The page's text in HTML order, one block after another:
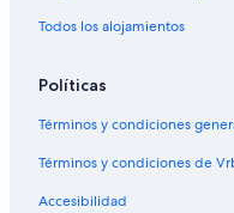
Todos los alojamientos
Políticas
Términos y condiciones
Términos y condiciones de
Accesibilidad